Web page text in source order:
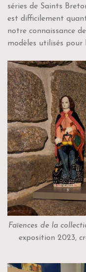
séries de Saints
est difficilement
notre connaissance
modèles utilisés
Faïences de la
exposition 2023,